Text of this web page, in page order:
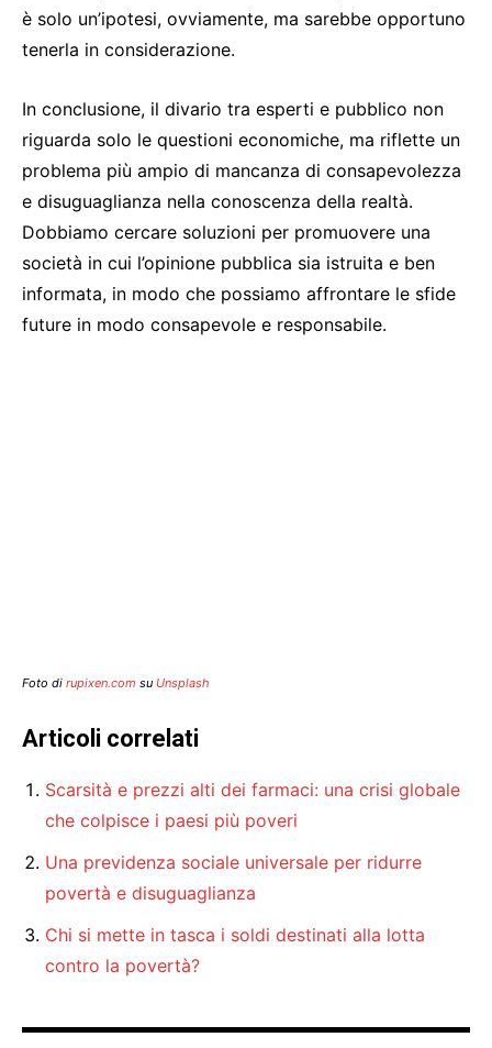
è solo un’ipotesi, ovviamente, ma sarebbe opportuno
tenerla in considerazione.
In conclusione, il divario tra esperti e pubblico non
riguarda solo le questioni economiche, ma riflette un
problema più ampio di mancanza di consapevolezza
e disuguaglianza nella conoscenza della realtà.
Dobbiamo cercare soluzioni per promuovere una
società in cui l’opinione pubblica sia istruita e ben
informata, in modo che possiamo affrontare le sfide
future in modo consapevole e responsabile.
Foto di rupixen.com su Unsplash
Articoli correlati
Scarsità e prezzi alti dei farmaci: una crisi globale
che colpisce i paesi più poveri
Una previdenza sociale universale per ridurre
povertà e disuguaglianza
Chi si mette in tasca i soldi destinati alla lotta
contro la povertà?